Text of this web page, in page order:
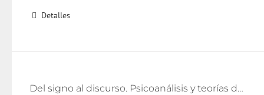
Detalles
Del signo al discurso. Psicoanálisis y teorías del lenguaje